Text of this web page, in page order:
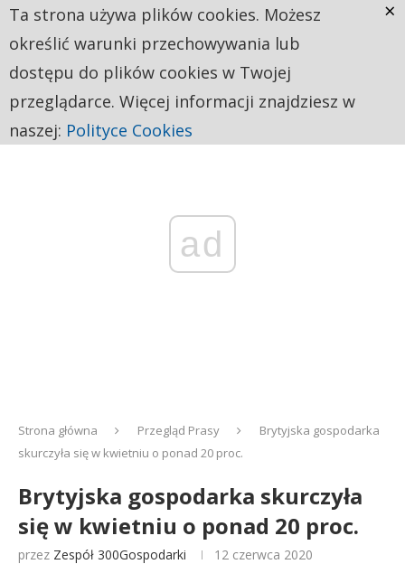
ad
Strona główna Przegląd Prasy
Brytyjska gospodarka
skurczyła się w kwietniu o ponad 20 proc.
Brytyjska gospodarka skurczyła
się w kwietniu o ponad 20 proc.
przez Zespół 300Gospodarki 12 czerwca 2020
Ta strona używa plików cookies. Możesz
określić warunki przechowywania lub
dostępu do plików cookies w Twojej
przeglądarce. Więcej informacji znajdziesz w
naszej: Polityce Cookies
×